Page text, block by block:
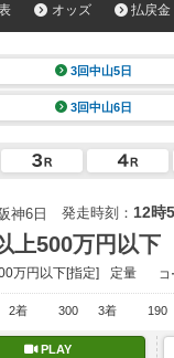
オッズ 払戻金
3回中山5日
3回中山6日
神6日 発走時刻： 12時
上500万円以下
万円以下[指定] 定量
2着 300 3着 190
PLAY